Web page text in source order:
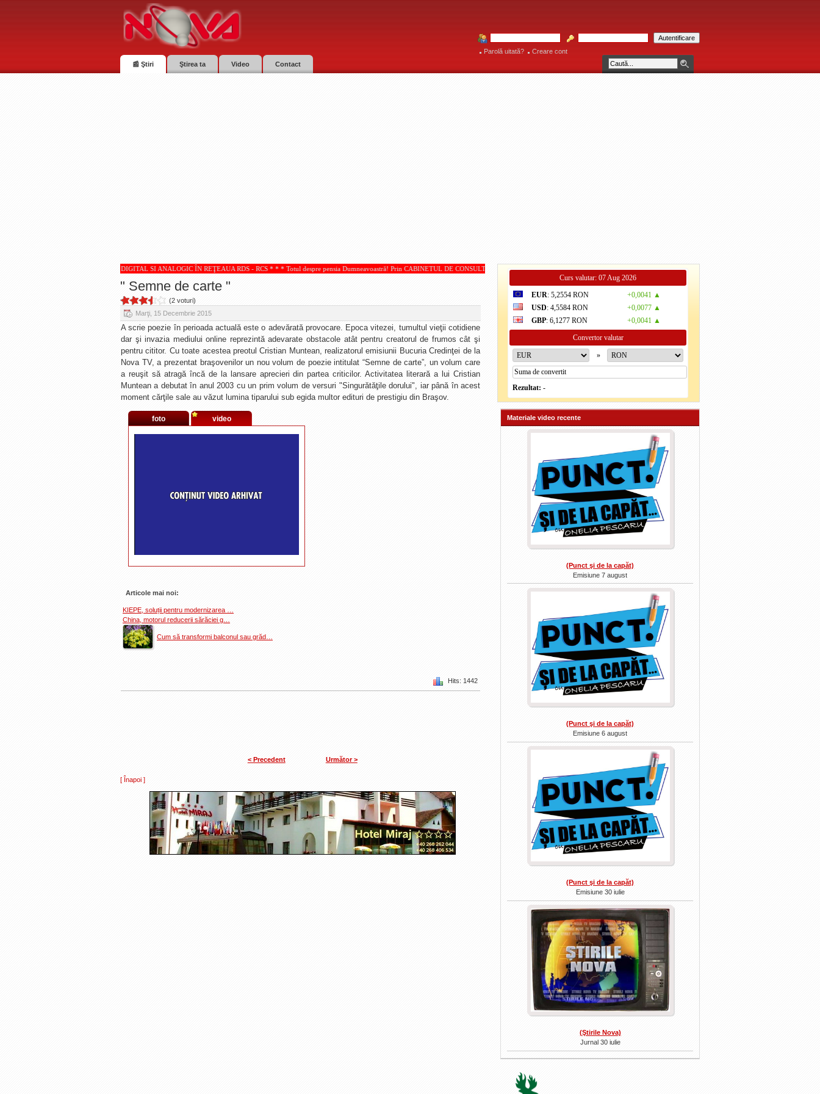
Parolă uitată?
Creare cont
📰 Ştiri
Ştirea ta Video Contact
TV SUNT RECEPŢIONATE DIGITAL SI ANALOGIC ÎN REŢEAUA RDS - RCS * * * Totul despre pensia Dumneavoastră! Prin CABINETUL DE CONSULTANŢĂ PENSII, acordate de IOAN PAMPARĂU! * * * Consultaţiile se acordă individual pe bază de programare telefonică
" Semne de carte "
(2 voturi)
Marţi, 15 Decembrie 2015
A scrie poezie în perioada actuală este o adevărată provocare. Epoca vitezei, tumultul vieţii cotidiene
dar şi invazia mediului online reprezintă adevarate obstacole atât pentru creatorul de frumos cât şi
pentru cititor. Cu toate acestea preotul Cristian Muntean, realizatorul emisiunii Bucuria Credinţei de la
Nova TV, a prezentat braşovenilor un nou volum de poezie intitulat “Semne de carte”, un volum care
a reuşit să atragă încă de la lansare aprecieri din partea criticilor. Activitatea literară a lui Cristian
Muntean a debutat în anul 2003 cu un prim volum de versuri "Singurătăţile dorului", iar până în acest
moment cărţile sale au văzut lumina tiparului sub egida multor edituri de prestigiu din Braşov.
foto video
Articole mai noi:
KIEPE, soluții pentru modernizarea …
China, motorul reducerii sărăciei g…
Cum să transformi balconul sau grăd…
Hits: 1442
< Precedent Următor >
[ Înapoi ]
Curs valutar: 07 Aug 2026
EUR: 5,2554 RON
+0,0041 ▲
USD: 4,5584 RON
+0,0077 ▲
GBP: 6,1277 RON
+0,0041 ▲
Convertor valutar
»
Rezultat: -
Materiale video recente
(Punct şi de la capăt)
Emisiune 7 august
(Punct şi de la capăt)
Emisiune 6 august
(Punct şi de la capăt)
Emisiune 30 iulie
(Ştirile Nova)
Jurnal 30 iulie